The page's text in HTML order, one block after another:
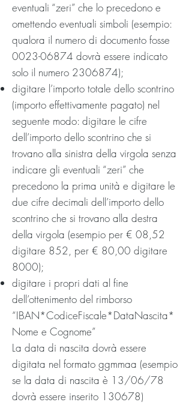
eventuali “zeri” che lo precedono e
omettendo eventuali simboli (esempio:
qualora il numero di documento fosse
0023-06874 dovrà essere indicato
solo il numero 2306874);
digitare l’importo totale dello scontrino
(importo effettivamente pagato) nel
seguente modo: digitare le cifre
dell’importo dello scontrino che si
trovano alla sinistra della virgola senza
indicare gli eventuali “zeri” che
precedono la prima unità e digitare le
due cifre decimali dell’importo dello
scontrino che si trovano alla destra
della virgola (esempio per € 08,52
digitare 852, per € 80,00 digitare
8000);
digitare i propri dati al fine
dell’ottenimento del rimborso
“IBAN*CodiceFiscale*DataNascita*
Nome e Cognome”
La data di nascita dovrà essere
digitata nel formato ggmmaa (esempio
se la data di nascita è 13/06/78
dovrà essere inserito 130678)